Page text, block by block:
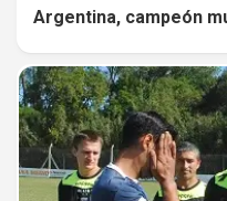
Argentina, campeón